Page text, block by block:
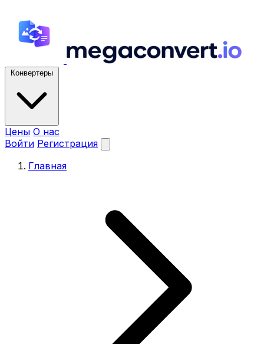
Конвертеры
Цены О нас
Войти Регистрация
Главная